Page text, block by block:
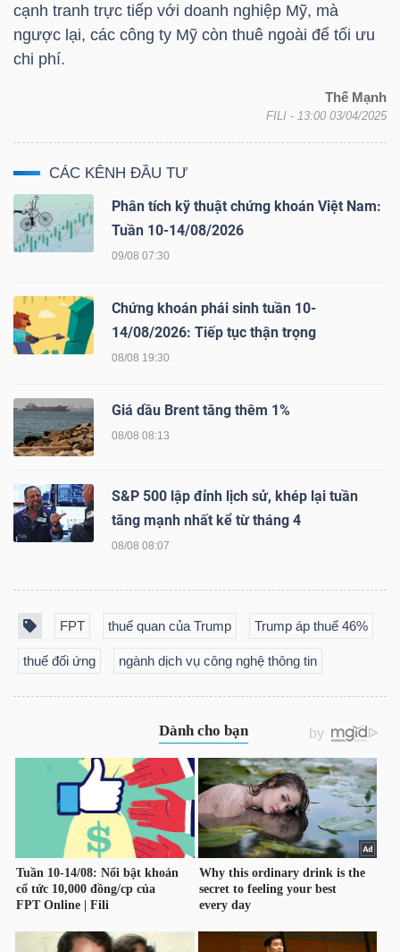
cạnh tranh trực tiếp với doanh nghiệp Mỹ, mà
ngược lại, các công ty Mỹ còn thuê ngoài để tối ưu
chi phí.
Thế Mạnh
FILI - 13:00 03/04/2025
CÁC KÊNH ĐẦU TƯ
Phân tích kỹ thuật chứng khoán Việt Nam:
Tuần 10-14/08/2026
09/08 07:30
Chứng khoán phái sinh tuần 10-
14/08/2026: Tiếp tục thận trọng
08/08 19:30
Giá dầu Brent tăng thêm 1%
08/08 08:13
S&P 500 lập đỉnh lịch sử, khép lại tuần
tăng mạnh nhất kể từ tháng 4
08/08 08:07
FPT thuế quan của Trump Trump áp thuế 46%
thuế đối ứng ngành dịch vụ công nghệ thông tin
PHÂN
VĨ
MÔ
NGÀNH
DOANH
NGHIỆP
CỔ
PHIẾU
CÔNG
CỤ
ĐẦU
TƯ